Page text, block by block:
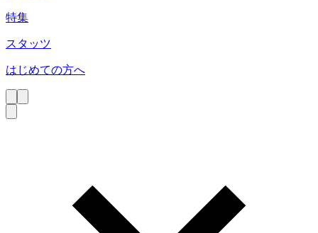
特集
スタッツ
はじめての方へ